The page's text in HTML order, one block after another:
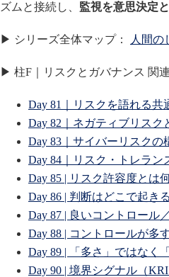
ズムと接続し、 監視を意思決定
▶ シリーズ全体マップ： 人間の
▶ 柱F｜リスクとガバナンス 関連
Day 81｜リスクを語れる共
Day 82｜ネガティブリス
Day 83｜サイバーリスク
Day 84｜リスク・トレラ
Day 85 | リスク許容度とは
Day 86 | 判断はどこで起き
Day 87 | 良いコントロール
Day 88 | コントロールが多
Day 89 | 「多さ」ではなく
Day 90 | 境界シグナル（